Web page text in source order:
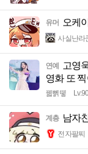
유머 오케
사실난라
연예
고영
영화 또
꿻뻵뗗
계층 남자
전자팔찌